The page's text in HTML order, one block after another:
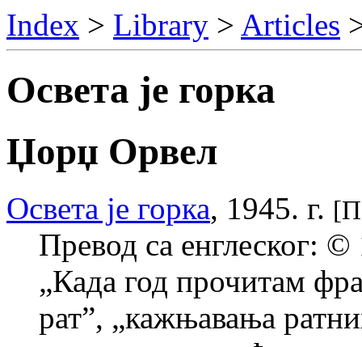
Index > Library > Articles
Освета jе горка
Џорџ Орвел
Освета jе горка, 1945. г.
Превод са енглеског:
„Када год прочитам
рат”, „кажњавања